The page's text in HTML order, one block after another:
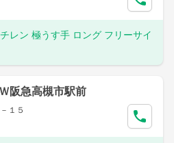
レン 極うす手 ロング フリーサイ
阪急高槻市駅前
１５